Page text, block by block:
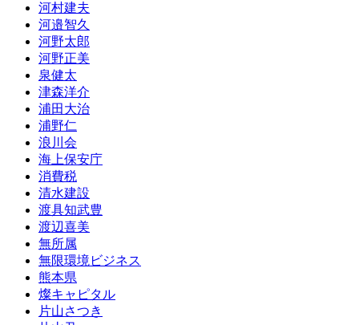
河村建夫
河邉智久
河野太郎
河野正美
泉健太
津森洋介
浦田大治
浦野仁
浪川会
海上保安庁
消費税
清水建設
渡具知武豊
渡辺喜美
無所属
無限環境ビジネス
熊本県
燦キャピタル
片山さつき